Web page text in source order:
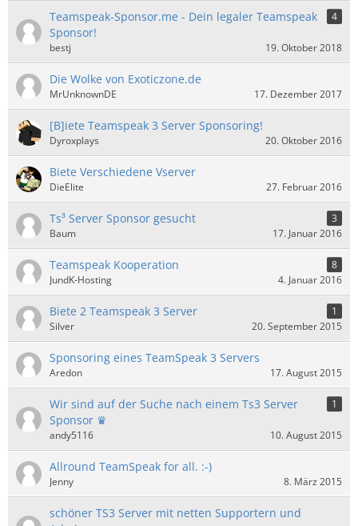
Teamspeak-Sponsor.me - Dein legaler Teamspeak
Sponsor!
4
bestj 19. Oktober 2018
Die Wolke von Exoticzone.de
MrUnknownDE 17. Dezember 2017
[B]iete Teamspeak 3 Server Sponsoring!
Dyroxplays 20. Oktober 2016
Biete Verschiedene Vserver
DieElite 27. Februar 2016
Ts³ Server Sponsor gesucht
3
Baum
17. Januar 2016
Teamspeak Kooperation
8
JundK-Hosting
4. Januar 2016
Biete 2 Teamspeak 3 Server
1
Silver
20. September 2015
Sponsoring eines TeamSpeak 3 Servers
Aredon 17. August 2015
Wir sind auf der Suche nach einem Ts3 Server
Sponsor ♛
1
andy5116 10. August 2015
Allround TeamSpeak for all. :-)
Jenny 8. März 2015
schöner TS3 Server mit netten Supportern und